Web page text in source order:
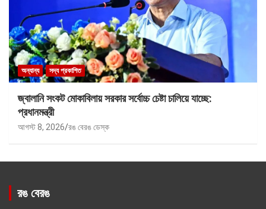
অন্যান্য সদ্য প্রকাশিত
জ্বালানি সংকট মোকাবিলায় সরকার সর্বোচ্চ চেষ্টা চালিয়ে যাচ্ছে:
প্রধানমন্ত্রী
আগস্ট 8, 2026 রঙ বেরঙ ডেস্ক
রঙ বেরঙ